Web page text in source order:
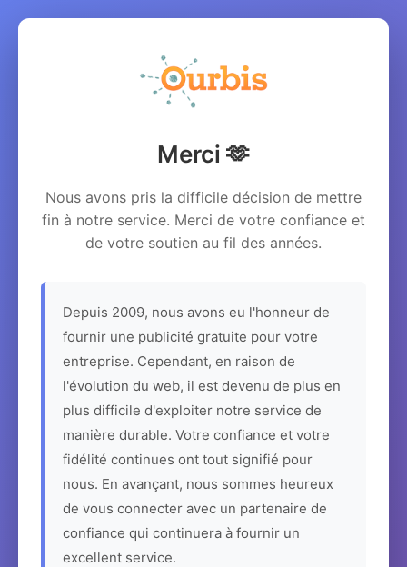
Merci 🫶
Nous avons pris la difficile décision de mettre
fin à notre service. Merci de votre confiance et
de votre soutien au fil des années.
Depuis 2009, nous avons eu l'honneur de
fournir une publicité gratuite pour votre
entreprise. Cependant, en raison de
l'évolution du web, il est devenu de plus en
plus difficile d'exploiter notre service de
manière durable. Votre confiance et votre
fidélité continues ont tout signifié pour
nous. En avançant, nous sommes heureux
de vous connecter avec un partenaire de
confiance qui continuera à fournir un
excellent service.